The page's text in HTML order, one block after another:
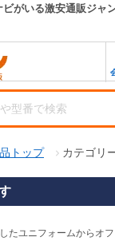
がいる激安通販ジャ
トップ カテゴリ
たユニフォームからオ